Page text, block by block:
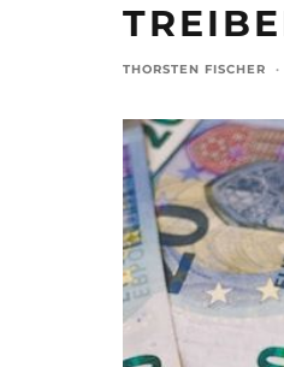
THORSTEN FISCHER ·